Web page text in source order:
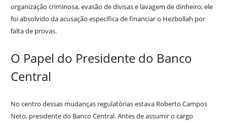
organização criminosa, evasão de divisas e lavagem de dinheiro, ele
foi absolvido da acusação específica de financiar o Hezbollah por
falta de provas.
O Papel do Presidente do Banco
Central
No centro dessas mudanças regulatórias estava Roberto Campos
Neto, presidente do Banco Central. Antes de assumir o cargo